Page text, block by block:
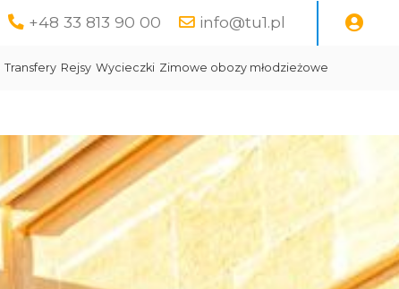
+48 33 813 90 00 info@tu1.pl
Transfery Rejsy Wycieczki Zimowe obozy młodzieżowe